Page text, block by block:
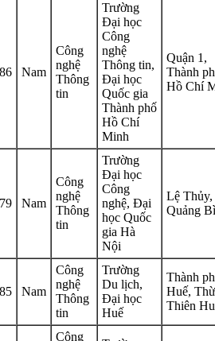
Nam
Công
nghệ
Thông
tin
Trường
Đại học
Công
nghệ
Thông tin,
Đại học
Quốc gia
Thành phố
Hồ Chí
Minh
Quận 1,
Thành
Hồ Chí
Nam
Công
nghệ
Thông
tin
Trường
Đại học
Công
nghệ, Đại
học Quốc
gia Hà
Nội
Lệ Thủy,
Quảng
Nam
Công
nghệ
Thông
tin
Trường
Du lịch,
Đại học
Huế
Thành
Huế,
Thiên
Công